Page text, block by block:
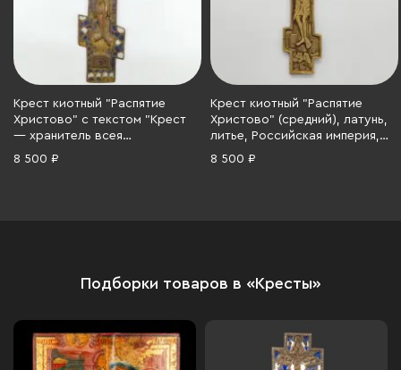
Крест киотный "Распятие
Христово" с текстом "Крест
— хранитель всея
вселенныя..." на обороте,
8 500 ₽
Крест киотный "Распятие
Христово" (средний), латунь,
литье, Российская империя,
1860-1900 гг.
8 500 ₽
Подборки товаров в «Кресты»